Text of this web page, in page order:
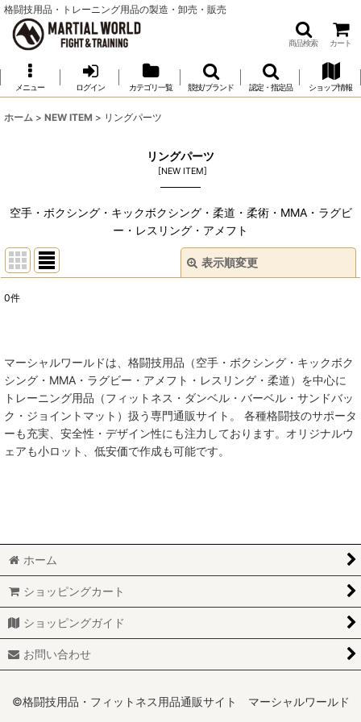
格闘技用品・トレーニング用品の製造・卸売・販売
商品検索 カート
メニュー ログイン カテゴリ一覧 競技/ブランド 認定・指定品 ショップ情報
ホーム > NEW ITEM > リングパーツ
リングパーツ
[NEW ITEM]
空手・ボクシング・キックボクシング・柔道・柔術・MMA・ラグビ
ー・レスリング・アメフト
表示順変更
絞り込む
0件
マーシャルワールドは、格闘技用品（空手・ボクシング・キックボク
シング・MMA・ラグビー・アメフト・レスリング・柔道）を中心に
トレーニング用品（フィットネス・ダンベル・バーベル・サンドバッ
ク・ジョイントマット）扱う専門通販サイト。 各種格闘技のサポータ
ーも充実、安全性・デザイン性にも注力しております。オリジナルウ
ェアも小ロット、低安価で作成も可能です。
ホーム
ショッピングカート
ショッピングガイド
お問い合わせ
©格闘技用品・フィットネス用品通販サイト マーシャルワールド